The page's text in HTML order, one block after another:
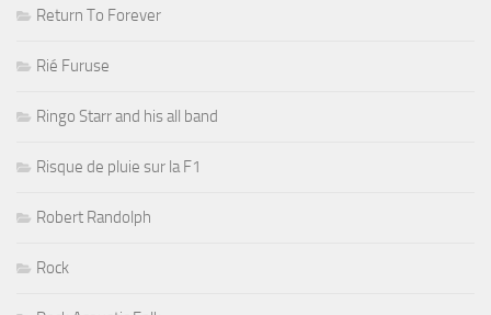
Return To Forever
Rié Furuse
Ringo Starr and his all band
Risque de pluie sur la F1
Robert Randolph
Rock